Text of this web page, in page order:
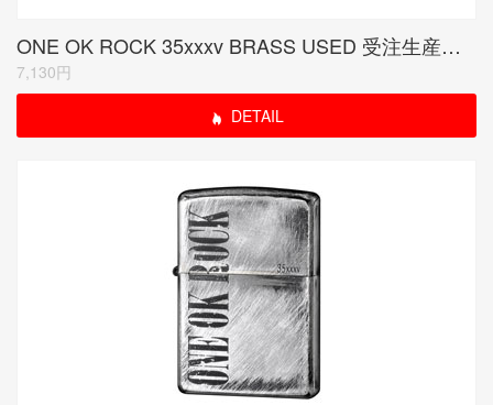
ONE OK ROCK 35xxxv BRASS USED 受注生産限定品
7,130円
DETAIL